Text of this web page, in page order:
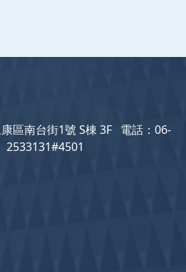
區南台街1號 S棟 3F 電話：06-
2533131#4501